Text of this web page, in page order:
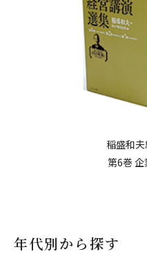
稲盛和
第6巻
年代別から探す